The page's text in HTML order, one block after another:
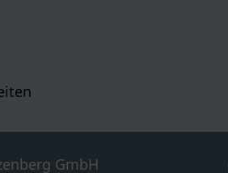
GmbH